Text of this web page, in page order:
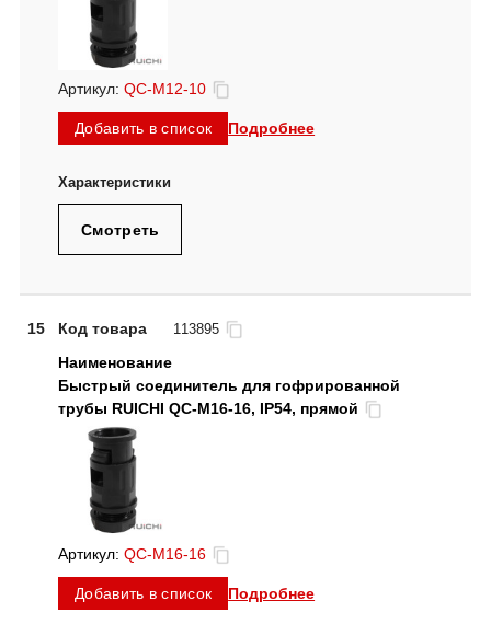
Артикул: QC-M12-10
Добавить в список Подробнее
Смотреть
15 Код товара 113895
Быстрый соединитель для гофрированной
трубы RUICHI QC-M16-16, IP54, прямой
Артикул: QC-M16-16
Добавить в список Подробнее